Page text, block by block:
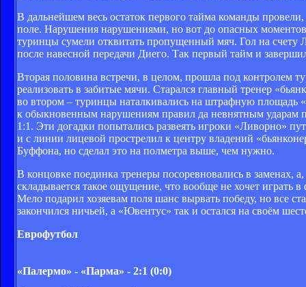
В дальнейшем весь остаток первого тайма команды
поле. Нарушения нарушениями, но вот до опасных
туринцы сумели отквитать пропущенный мяч. Гол на счету
после навесной передачи Диего. Так первый тайм и
Вторая половина встречи, в целом, прошла под контролем
реализовать в забитые мячи. Старался главный тренер
во втором – туринцы наталкивались на штрафную площадь
к обыкновенным нарушениям правил да невнятным ударам
1:1. Эти догадки попытались развеять игроки «Ливорно»
и с линии лицевой прострелил к центру владений
Буффона, но сделал это на полметра выше, чем нужно.
В концовке поединка тренеры посоревновались в заменах,
складывается такое ощущение, что вообще не хочет играть
Мело подарил хозяевам поля шанс вырвать победу, но все
закончился ничьей, а «Ювентус» так и остался на своём
Еврофутбол
«Палермо» - «Парма» - 2:1 (0:0)